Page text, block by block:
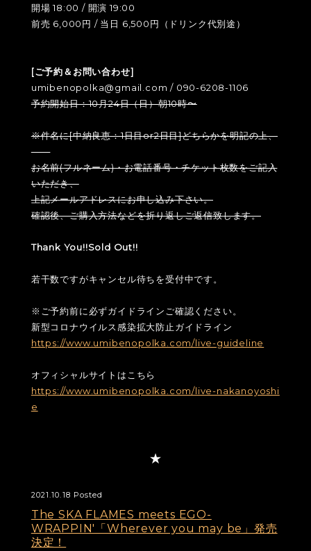
開場 18:00 / 開演 19:00
前売 6,000円 / 当日 6,500円（ドリンク代別途）
[ご予約＆お問い合わせ]
umibenopolka@gmail.com / 090-6208-1106
予約開始日：10月24日（日）朝10時〜
※件名に[中納良恵：1日目or2日目]どちらかを明記の上、
お名前(フルネーム)・お電話番号・チケット枚数をご記入
いただき、
上記メールアドレスにお申し込み下さい。
確認後、ご購入方法などを折り返しご返信致します。
Thank You!!Sold Out!!
若干数ですがキャンセル待ちを受付中です。
※ご予約前に必ずガイドラインご確認ください。
新型コロナウイルス感染拡大防止ガイドライン
https://www.umibenopolka.com/live-guideline
オフィシャルサイトはこちら
https://www.umibenopolka.com/live-nakanoyoshi
e
2021.10.18 Posted
The SKA FLAMES meets EGO-
WRAPPIN'「Wherever you may be」発売
決定！